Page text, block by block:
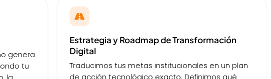
genera
tu
Estrategia y Roadmap de Transformación
Digital
Traducimos tus metas institucionales en un plan
de acción tecnológico exacto. Definimos qué